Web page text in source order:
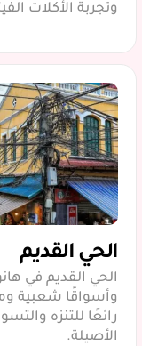
وتجربة الأكلات
الحي القديم
الحي القديم في
وأسواقًا شعبية
رائعًا للتنزه
الأصيلة.